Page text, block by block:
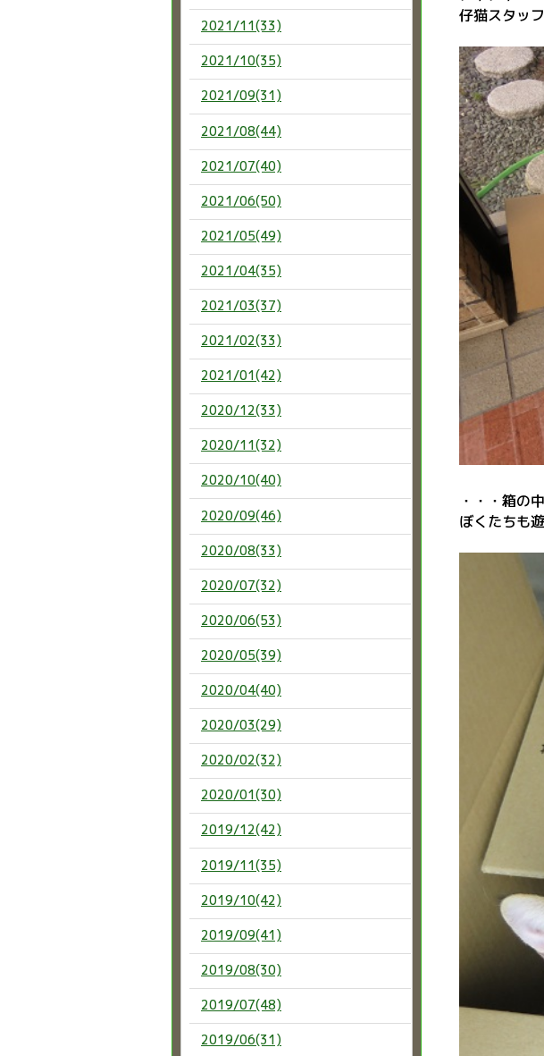
仔猫スタッ
・・・箱の
ぼくたちも
2021/11(33)
2021/10(35)
2021/09(31)
2021/08(44)
2021/07(40)
2021/06(50)
2021/05(49)
2021/04(35)
2021/03(37)
2021/02(33)
2021/01(42)
2020/12(33)
2020/11(32)
2020/10(40)
2020/09(46)
2020/08(33)
2020/07(32)
2020/06(53)
2020/05(39)
2020/04(40)
2020/03(29)
2020/02(32)
2020/01(30)
2019/12(42)
2019/11(35)
2019/10(42)
2019/09(41)
2019/08(30)
2019/07(48)
2019/06(31)